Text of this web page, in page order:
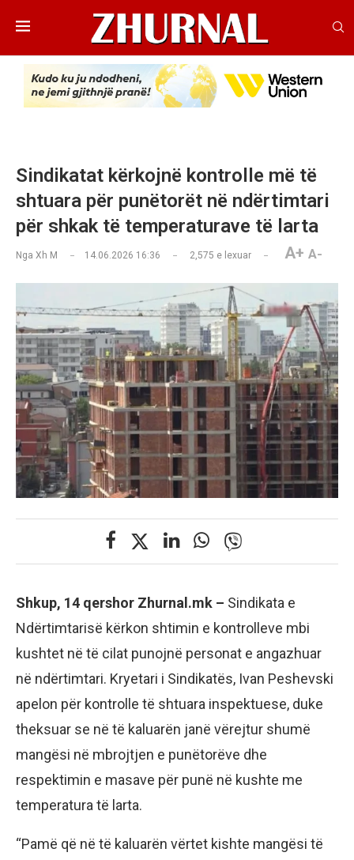
Sindikatat kërkojnë kontrolle më të
shtuara për punëtorët në ndërtimtari
për shkak të temperaturave të larta
Nga Xh M 14.06.2026 16:36 2,575 e lexuar A+ A-
Shkup, 14 qershor Zhurnal.mk – Sindikata e
Ndërtimtarisë kërkon shtimin e kontrolleve mbi
kushtet në të cilat punojnë personat e angazhuar
në ndërtimtari. Kryetari i Sindikatës, Ivan Peshevski
apelon për kontrolle të shtuara inspektuese, duke
theksuar se në të kaluarën janë vërejtur shumë
mangësi në mbrojtjen e punëtorëve dhe
respektimin e masave për punë në kushte me
temperatura të larta.
“Pamë që në të kaluarën vërtet kishte mangësi të